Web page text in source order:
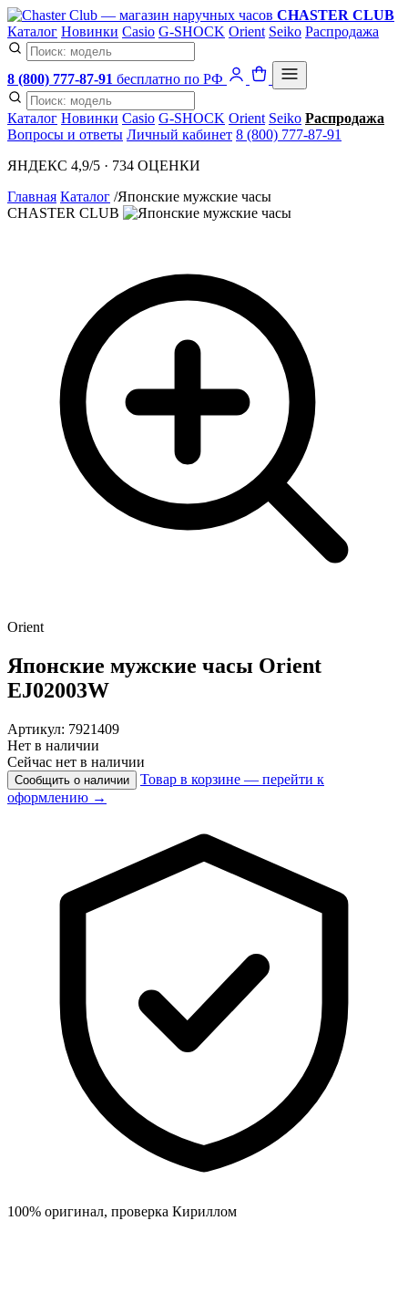
CHASTER CLUB
Каталог Новинки Casio G-SHOCK Orient Seiko Распродажа
8 (800) 777-87-91 бесплатно по РФ
Каталог Новинки Casio G-SHOCK Orient Seiko Распродажа
Вопросы и ответы Личный кабинет 8 (800) 777-87-91
ЯНДЕКС 4,9/5 · 734 ОЦЕНКИ
Главная Каталог /Японские мужские часы
CHASTER CLUB
Orient
Японские мужские часы Orient
EJ02003W
Артикул: 7921409
Нет в наличии
Сейчас нет в наличии
Сообщить о наличии
Товар в корзине — перейти к
оформлению →
100% оригинал, проверка Кириллом